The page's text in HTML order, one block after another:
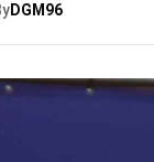
DGM96